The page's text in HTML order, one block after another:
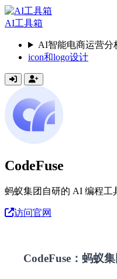
AI工具箱
AI智能电商运营分
icon和logo设计
CodeFuse
蚂蚁集团自研的 AI 编程工
访问官网
CodeFuse：蚂蚁